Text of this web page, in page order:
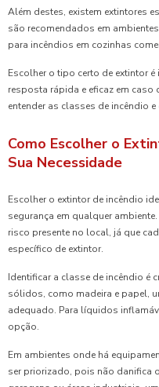
Além destes, existem extintores
são recomendados em
para incêndios em cozinhas
Escolher o tipo certo de extintor
resposta rápida e eficaz em
entender as classes de incêndio
Como Escolher o
Sua Necessidade
Escolher o extintor de incêndio
segurança em qualquer
risco presente no local, já que
específico de extintor.
Identificar a classe de incêndio é
sólidos, como madeira e papel,
adequado. Para líquidos
opção.
Em ambientes onde há
ser priorizado, pois não danifica